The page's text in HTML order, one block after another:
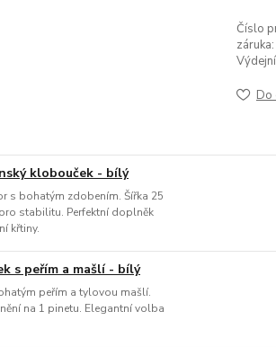
Číslo
záruka:
Do
klobouček - bílý
s bohatým zdobením. Šířka 25
stabilitu. Perfektní doplněk
křtiny.
s peřím a mašlí - bílý
peřím a tylovou mašlí.
na 1 pinetu. Elegantní volba